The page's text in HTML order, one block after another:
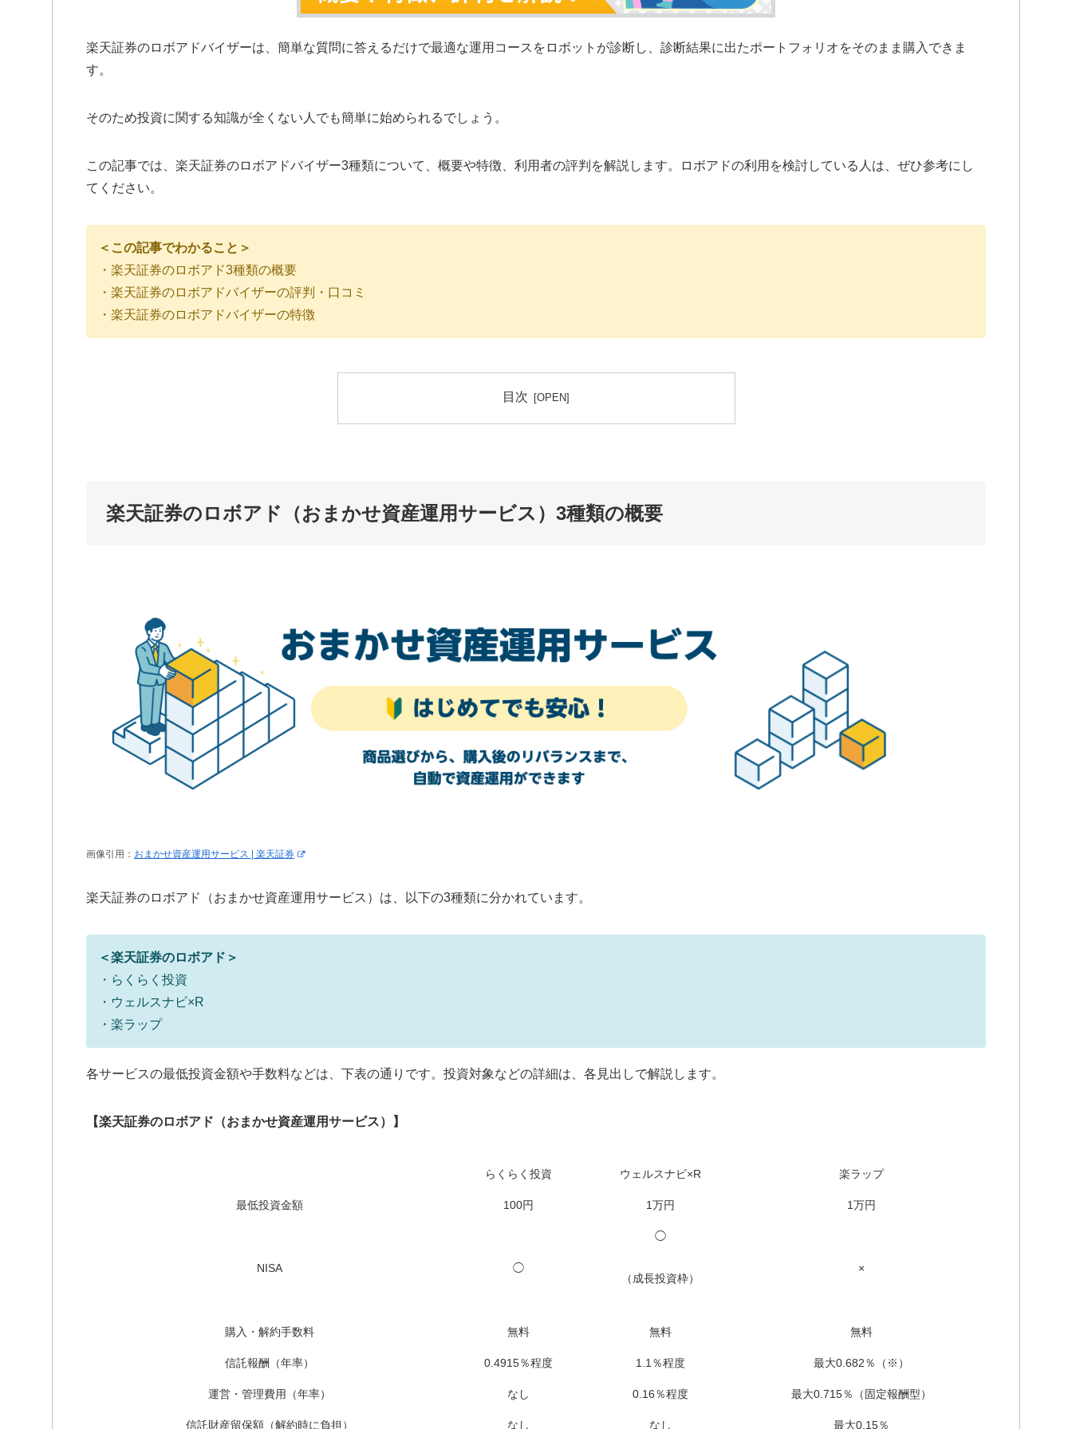
楽天証券のロボアドバイザーは、簡単な質問に答えるだけで最適な運用コースをロボットが診断し、診断結果に出たポートフォリオをそのまま購入できま
す。
そのため投資に関する知識が全くない人でも簡単に始められるでしょう。
この記事では、楽天証券のロボアドバイザー3種類について、概要や特徴、利用者の評判を解説します。ロボアドの利用を検討している人は、ぜひ参考にし
てください。
＜この記事でわかること＞
・楽天証券のロボアド3種類の概要
・楽天証券のロボアドバイザーの評判・口コミ
・楽天証券のロボアドバイザーの特徴
目次
楽天証券のロボアド（おまかせ資産運用サービス）3種類の概要
画像引用： おまかせ資産運用サービス | 楽天証券
楽天証券のロボアド（おまかせ資産運用サービス）は、以下の3種類に分かれています。
＜楽天証券のロボアド＞
・らくらく投資
・ウェルスナビ×R
・楽ラップ
各サービスの最低投資金額や手数料などは、下表の通りです。投資対象などの詳細は、各見出しで解説します。
【楽天証券のロボアド（おまかせ資産運用サービス）】
らくらく投資 ウェルスナビ×R 楽ラップ
最低投資金額 100円 1万円 1万円
NISA ◯
◯
（成長投資枠）
×
購入・解約手数料 無料 無料 無料
信託報酬（年率） 0.4915％程度 1.1％程度 最大0.682％（※）
運営・管理費用（年率） なし 0.16％程度 最大0.715％（固定報酬型）
信託財産留保額（解約時に負担） なし なし 最大0.15％